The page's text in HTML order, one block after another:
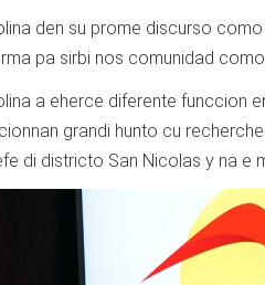
den su prome discurso
pa sirbi nos comunidad
a eherce diferente funccion
grandi hunto cu
di districto San Nicolas y na e